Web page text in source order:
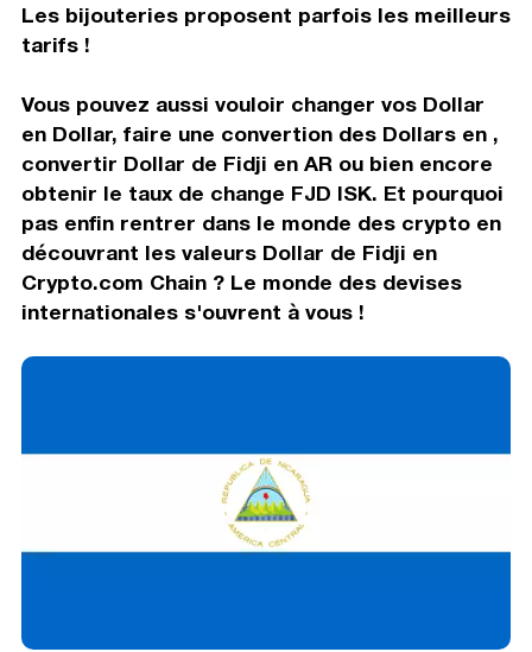
Les bijouteries proposent parfois les meilleurs
tarifs !
Vous pouvez aussi vouloir changer vos Dollar
en Dollar, faire une convertion des Dollars en ,
convertir Dollar de Fidji en AR ou bien encore
obtenir le taux de change FJD ISK. Et pourquoi
pas enfin rentrer dans le monde des crypto en
découvrant les valeurs Dollar de Fidji en
Crypto.com Chain ? Le monde des devises
internationales s'ouvrent à vous !